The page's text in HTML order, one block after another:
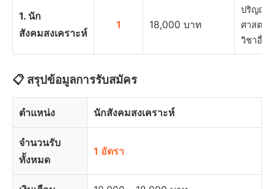
1. นัก
สังคมสงเคราะห์
1 18,000 บาท
ปริญญา
ศาสตร์
วิชาอื่น
📋 สรุปข้อมูลการรับสมัคร
ตำแหน่ง นักสังคมสงเคราะห์
จำนวนรับ
ทั้งหมด
1 อัตรา